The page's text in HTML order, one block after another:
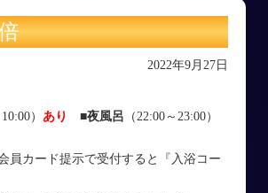
2022年9月27日
） あり ■夜風呂 （22:00～23:00）
員カード提示で受付すると『入浴コー